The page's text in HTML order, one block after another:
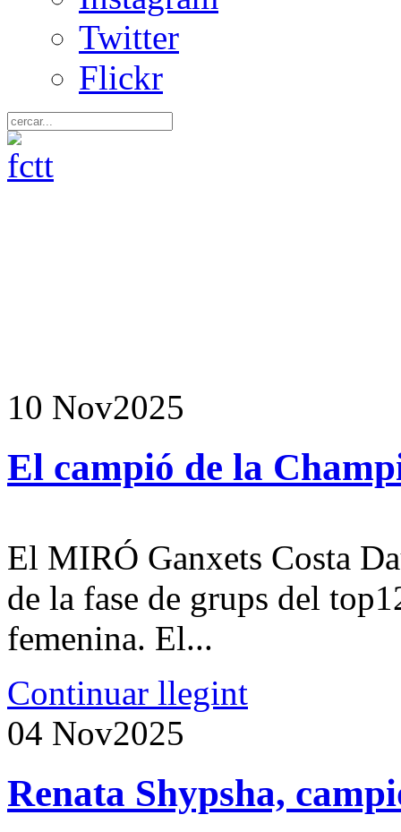
Twitter
Flickr
10 Nov2025
El campió de la
El MIRÓ Ganxets Costa
de la fase de grups del
femenina. El...
Continuar llegint
04 Nov2025
Renata Shypsha,